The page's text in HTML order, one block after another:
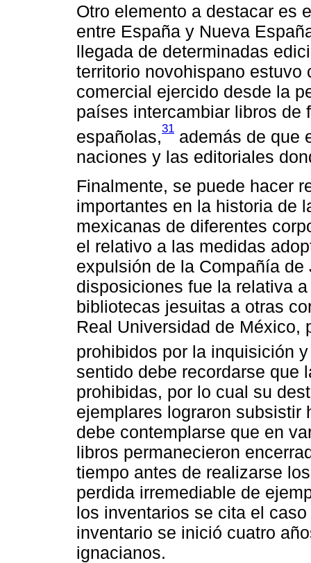
Otro elemento a destacar es
entre España y Nueva
llegada de determinadas
territorio novohispano
comercial ejercido desde la
países intercambiar libros de
españolas,31 además de que
naciones y las editoriales
Finalmente, se puede hacer
importantes en la historia de
mexicanas de diferentes
el relativo a las medidas
expulsión de la Compañía
disposiciones fue la relativa
bibliotecas jesuitas a otras
Real Universidad de México,
prohibidos por la inquisición
sentido debe recordarse que
prohibidas, por lo cual su
ejemplares lograron subsistir
debe contemplarse que en
libros permanecieron
tiempo antes de realizarse
perdida irremediable de
los inventarios se cita el
inventario se inició cuatro
ignacianos.